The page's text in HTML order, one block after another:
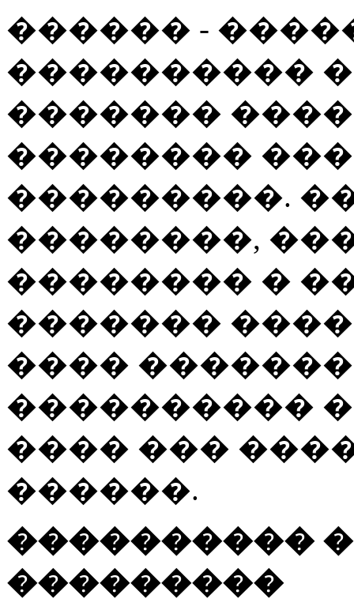
������ -
����������
�������
��������
���������.
��������,
�������� �
�������
����
����������
���� ���
������.
����������
���������